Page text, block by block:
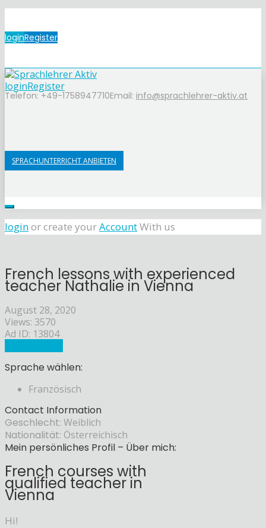
loginRegister
Telefon: +49-1758947710Email: info@sprachlehrer-aktiv.at
loginRegister
SPRACHUNTERRICHT ANBIETEN
loginor create yourAccountWith us
French lessons with experienced
teacher Nathalie in Vienna
August 28, 2020
Views: 3570
Ad ID: 13804
Sprache wählen:
Französisch
Contact Information
Geschlecht: Weiblich
Nationalität: Österreichisch
Mein persönliches Profil – Über mich:
French courses with
qualified teacher in
Vienna
Hi!